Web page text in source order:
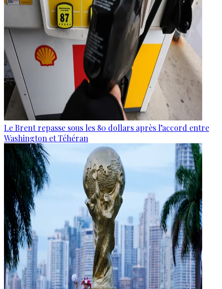
Le Brent repasse sous les 80 dollars après l’accord entre
Washington et Téhéran